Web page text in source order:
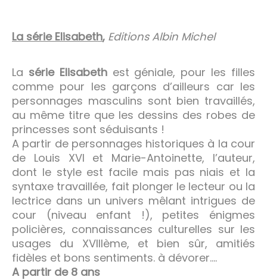
La série Elisabeth, Editions Albin Michel
La série Elisabethest géniale, pour les filles
comme pour les garçons d’ailleurs car les
personnages masculins sont bien travaillés,
au même titre que les dessins des robes de
princesses sont séduisants !
A partir de personnages historiques à la cour
de Louis XVI et Marie-Antoinette, l’auteur,
dont le style est facile mais pas niais et la
syntaxe travaillée, fait plonger le lecteur ou la
lectrice dans un univers mêlant intrigues de
cour (niveau enfant !), petites énigmes
policières, connaissances culturelles sur les
usages du XVIIIème, et bien sûr, amitiés
fidèles et bons sentiments. à dévorer….
A partir de 8 ans